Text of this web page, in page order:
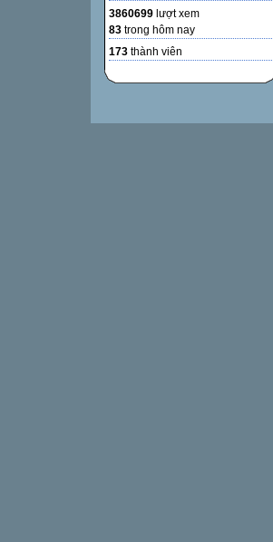
3860699 lượt xem
83 trong hôm nay
173 thành viên